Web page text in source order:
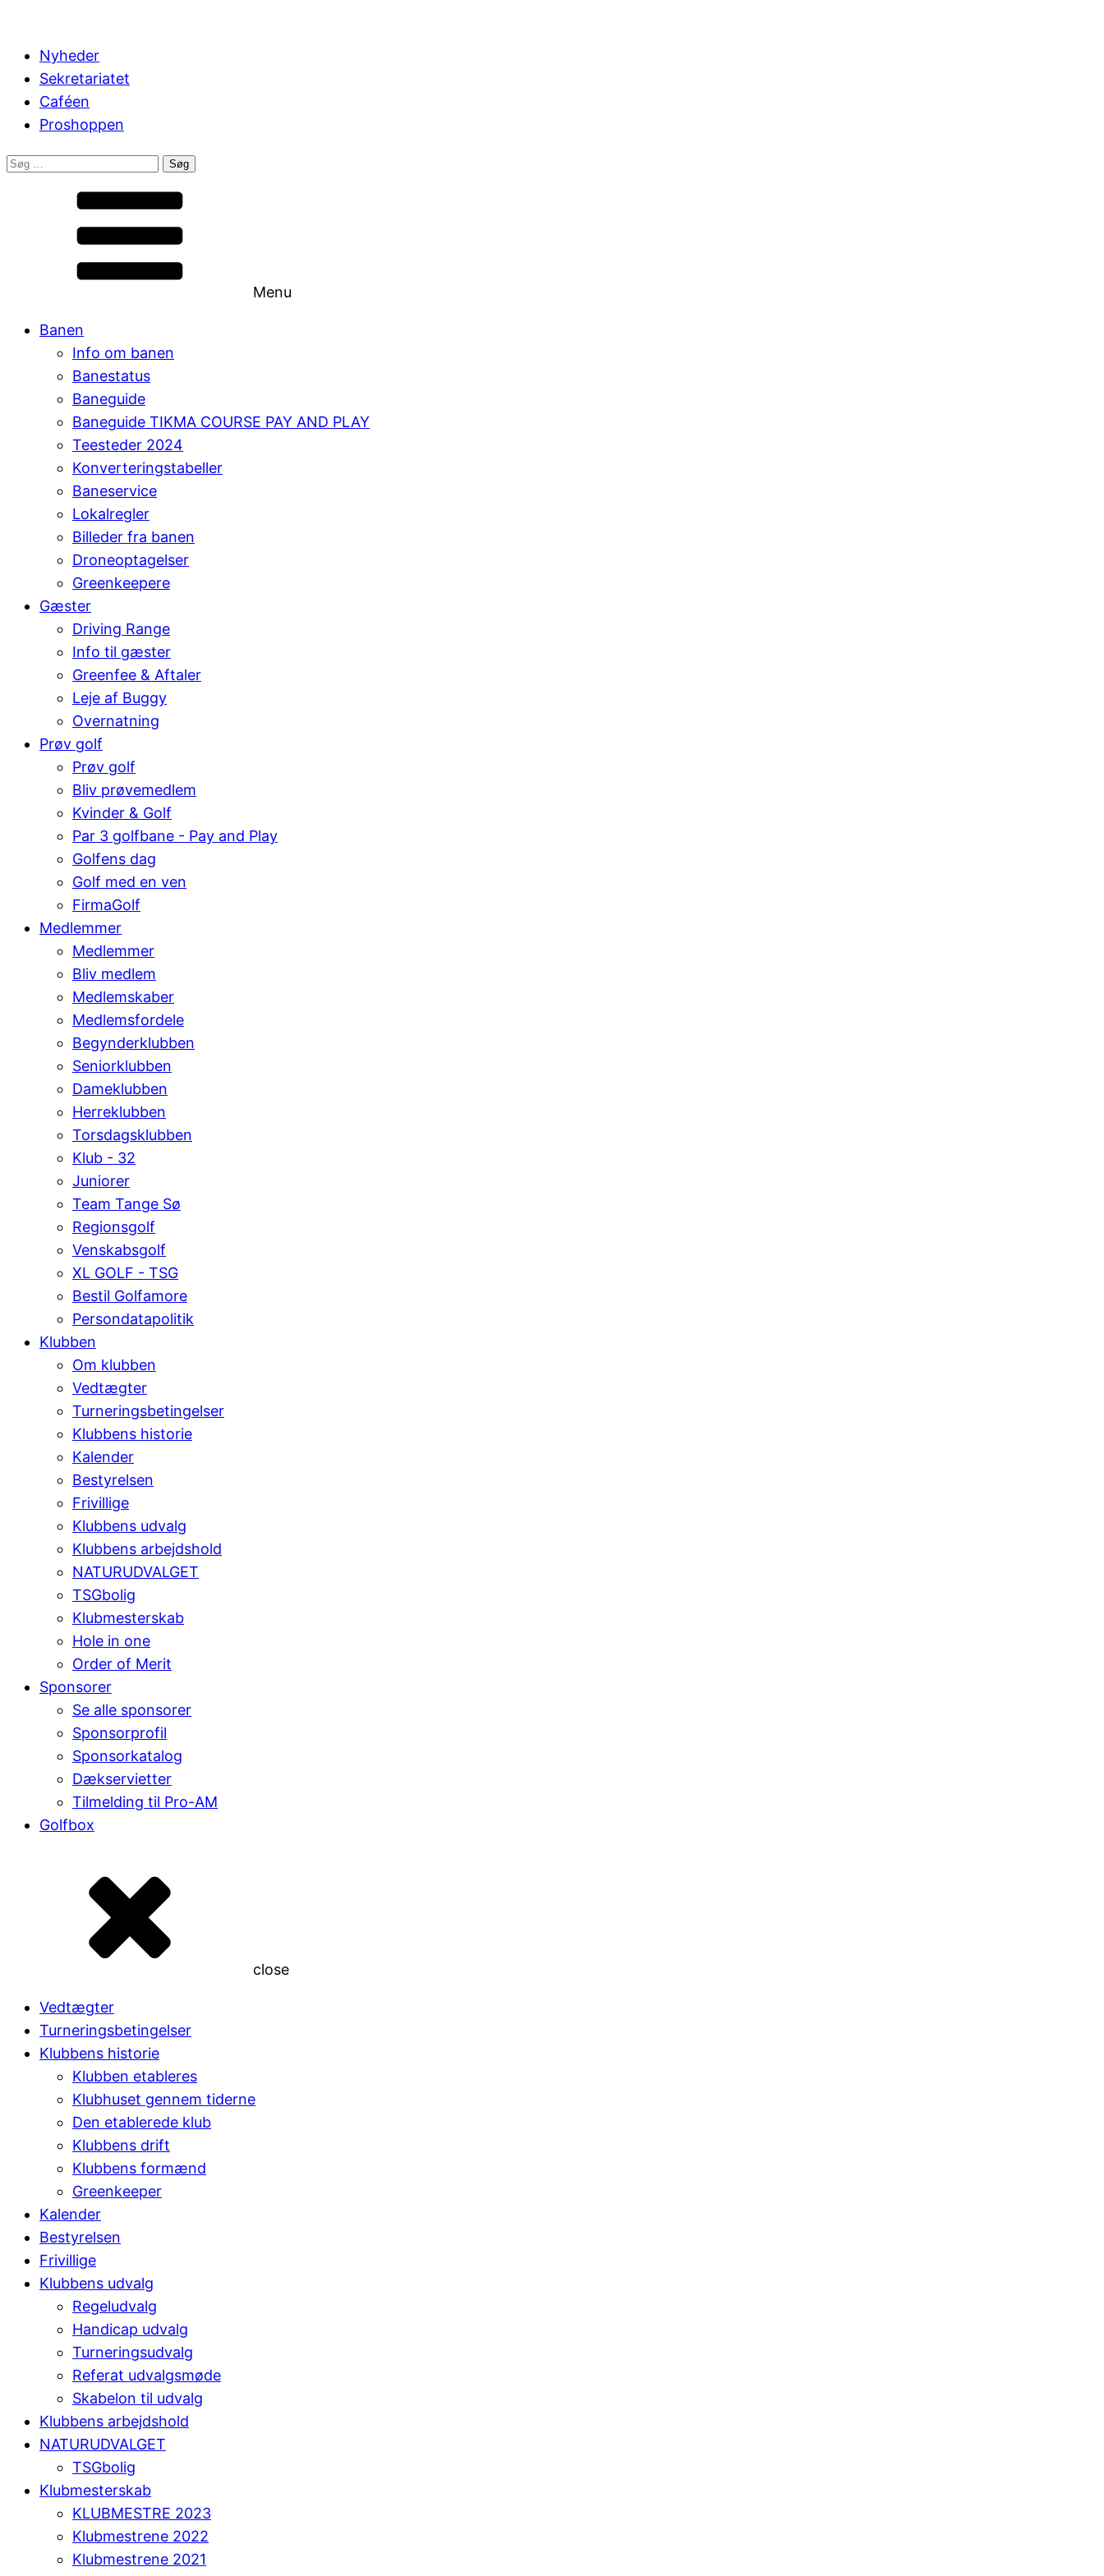
Nyheder
Sekretariatet
Caféen
Proshoppen
Søg
Menu
Banen
Info om banen
Banestatus
Baneguide
Baneguide TIKMA COURSE PAY AND PLAY
Teesteder 2024
Konverteringstabeller
Baneservice
Lokalregler
Billeder fra banen
Droneoptagelser
Greenkeepere
Gæster
Driving Range
Info til gæster
Greenfee & Aftaler
Leje af Buggy
Overnatning
Prøv golf
Prøv golf
Bliv prøvemedlem
Kvinder & Golf
Par 3 golfbane - Pay and Play
Golfens dag
Golf med en ven
FirmaGolf
Medlemmer
Medlemmer
Bliv medlem
Medlemskaber
Medlemsfordele
Begynderklubben
Seniorklubben
Dameklubben
Herreklubben
Torsdagsklubben
Klub - 32
Juniorer
Team Tange Sø
Regionsgolf
Venskabsgolf
XL GOLF - TSG
Bestil Golfamore
Persondatapolitik
Klubben
Om klubben
Vedtægter
Turneringsbetingelser
Klubbens historie
Kalender
Bestyrelsen
Frivillige
Klubbens udvalg
Klubbens arbejdshold
NATURUDVALGET
TSGbolig
Klubmesterskab
Hole in one
Order of Merit
Sponsorer
Se alle sponsorer
Sponsorprofil
Sponsorkatalog
Dækservietter
Tilmelding til Pro-AM
Golfbox
close
Vedtægter
Turneringsbetingelser
Klubbens historie
Klubben etableres
Klubhuset gennem tiderne
Den etablerede klub
Klubbens drift
Klubbens formænd
Greenkeeper
Kalender
Bestyrelsen
Frivillige
Klubbens udvalg
Regeludvalg
Handicap udvalg
Turneringsudvalg
Referat udvalgsmøde
Skabelon til udvalg
Klubbens arbejdshold
NATURUDVALGET
TSGbolig
Klubmesterskab
KLUBMESTRE 2023
Klubmestrene 2022
Klubmestrene 2021